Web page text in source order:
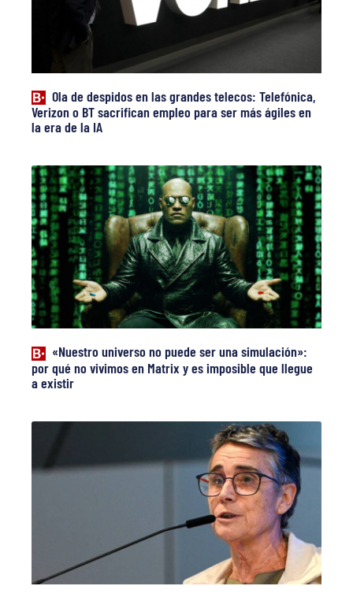
Ola de despidos en las grandes telecos: Telefónica,
Verizon o BT sacrifican empleo para ser más ágiles en
la era de la IA
«Nuestro universo no puede ser una simulación»:
por qué no vivimos en Matrix y es imposible que llegue
a existir